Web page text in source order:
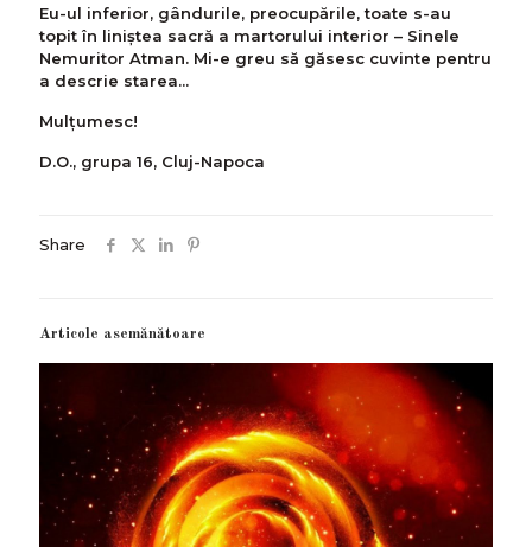
Eu-ul inferior, gândurile, preocupările, toate s-au
topit în liniștea sacră a martorului interior – Sinele
Nemuritor Atman. Mi-e greu să găsesc cuvinte pentru
a descrie starea...
Mulțumesc!
D.O., grupa 16, Cluj-Napoca
Share
Articole asemănătoare